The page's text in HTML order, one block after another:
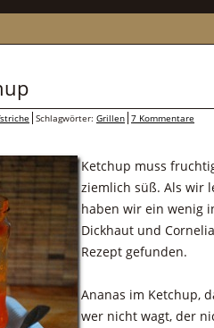
Schlagwörter: Grillen 7 Kommentare
Ketchup muss
ziemlich süß. Als wir
haben wir ein wenig
Dickhaut und
Rezept gefunden.
Ananas im Ketchup,
wer nicht wagt, der